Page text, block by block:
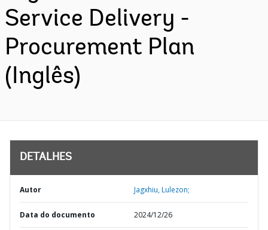
Service Delivery -
Procurement Plan
(Inglês)
DETALHES
Autor Jagxhiu, Lulezon;
Data do documento 2024/12/26